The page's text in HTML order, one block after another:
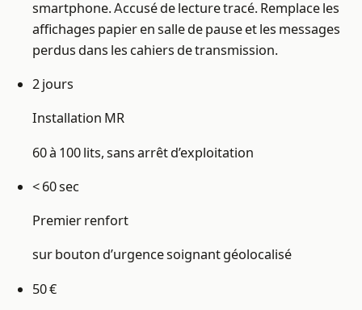
smartphone. Accusé de lecture tracé. Remplace les
affichages papier en salle de pause et les messages
perdus dans les cahiers de transmission.
2 jours
Installation MR
60 à 100 lits, sans arrêt d’exploitation
< 60 sec
Premier renfort
sur bouton d’urgence soignant géolocalisé
50 €